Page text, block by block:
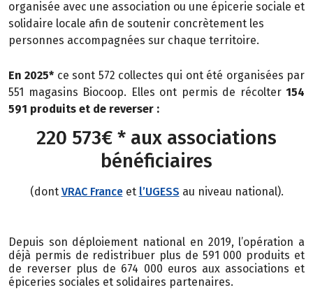
organisée avec une association ou une épicerie sociale et
solidaire locale afin de soutenir concrètement les
personnes accompagnées sur chaque territoire.
En 2025* ce sont 572 collectes qui ont été organisées par
551 magasins Biocoop. Elles ont permis de récolter 154
591 produits et de reverser :
220 573€ * aux associations
bénéficiaires
(dont VRAC Franceet l’UGESS au niveau national).
Depuis son déploiement national en 2019, l’opération a
déjà permis de redistribuer plus de 591 000 produits et
de reverser plus de 674 000 euros aux associations et
épiceries sociales et solidaires partenaires.